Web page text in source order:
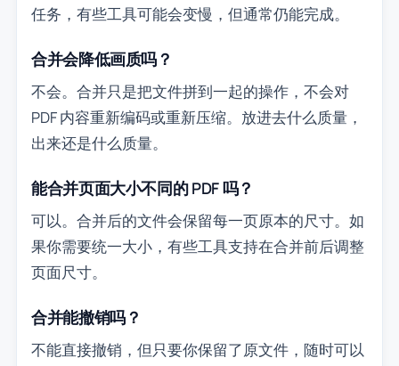
任务，有些工具可能会变慢，但通常仍能完成。
合并会降低画质吗？
不会。合并只是把文件拼到一起的操作，不会对
PDF 内容重新编码或重新压缩。放进去什么质量，
出来还是什么质量。
能合并页面大小不同的 PDF 吗？
可以。合并后的文件会保留每一页原本的尺寸。如
果你需要统一大小，有些工具支持在合并前后调整
页面尺寸。
合并能撤销吗？
不能直接撤销，但只要你保留了原文件，随时可以